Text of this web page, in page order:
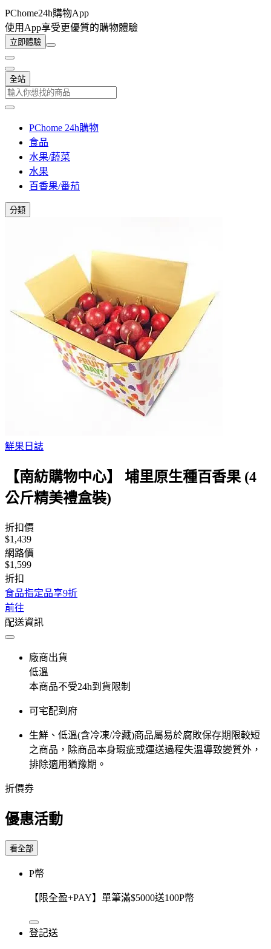
PChome24h購物App
使用App享受更優質的購物體驗
立即體驗
全站
PChome 24h購物
食品
水果/蔬菜
水果
百香果/番茄
分類
鮮果日誌
【南紡購物中心】 埔里原生種百香果 (4
公斤精美禮盒裝)
折扣價
$1,439
網路價
$1,599
折扣
食品指定品享9折
前往
配送資訊
廠商出貨
低溫
本商品不受24h到貨限制
可宅配到府
生鮮、低溫(含冷凍/冷藏)商品屬易於腐敗保存期限較短
之商品，除商品本身瑕疵或運送過程失溫導致變質外，
排除適用猶豫期。
折價券
優惠活動
看全部
P幣
【限全盈+PAY】單筆滿$5000送100P幣
登記送